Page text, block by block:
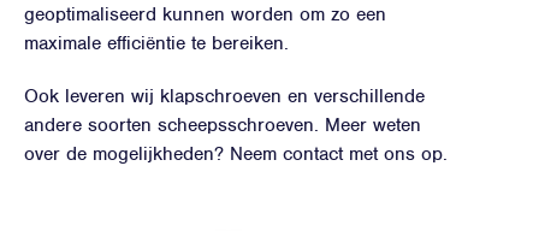
geoptimaliseerd kunnen worden om zo een
maximale efficiëntie te bereiken.
Ook leveren wij klapschroeven en verschillende
andere soorten scheepsschroeven. Meer weten
over de mogelijkheden? Neem contact met ons op.